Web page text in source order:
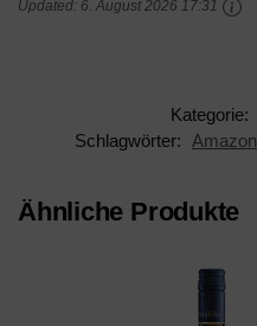
Updated: 6. August 2026 17:31
Kategorie:
Schlagwörter:
Amazon
Ähnliche Produkte